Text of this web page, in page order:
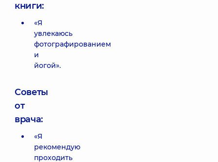
книги:
«Я
увлекаюсь
фотографированием
и
йогой».
Советы
от
врача:
«Я
рекомендую
проходить